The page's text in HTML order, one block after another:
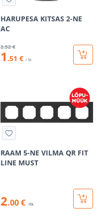
HARUPESA KITSAS 2-NE
AC
2.52 €
1 .51 € / tk
RAAM 5-NE VILMA QR FIT
LINE MUST
2.00 € /tk